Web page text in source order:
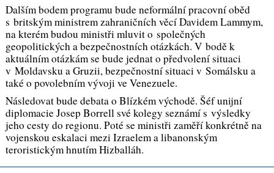
Dalším bodem programu bude neformální pracovní oběd
s britským ministrem zahraničních věcí Davidem Lammym,
na kterém budou ministři mluvit o společných
geopolitických a bezpečnostních otázkách. V bodě k
aktuálním otázkám se bude jednat o předvolení situaci
v Moldavsku a Gruzii, bezpečnostní situaci v Somálsku a
také o povolebním vývoji ve Venezuele.
Následovat bude debata o Blízkém východě. Šéf unijní
diplomacie Josep Borrell své kolegy seznámí s výsledky
jeho cesty do regionu. Poté se ministři zaměří konkrétně na
vojenskou eskalaci mezi Izraelem a libanonským
teroristickým hnutím Hizballáh.